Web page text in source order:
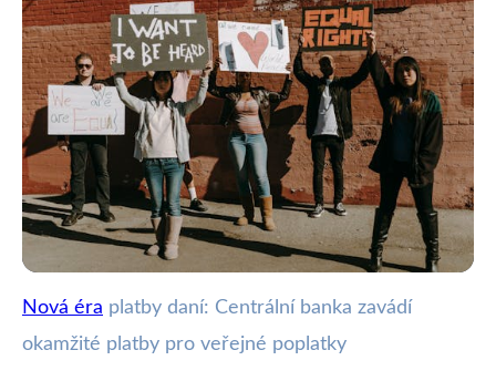
webya.cz
Revoluce ve výběru daní:
Nová éra platby daní: Centrální banka zavádí
okamžité platby pro veřejné poplatky